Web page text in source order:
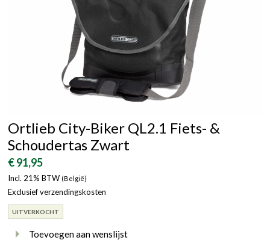
Ortlieb City-Biker QL2.1 Fiets- &
Schoudertas Zwart
€ 91,95
Incl. 21% BTW (België}
Exclusief verzendingskosten
UITVERKOCHT
Toevoegen aan wenslijst